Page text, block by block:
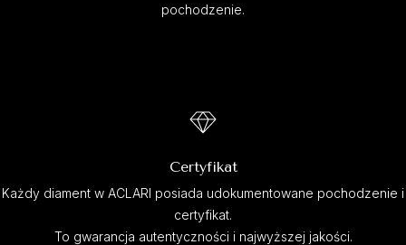
pochodzenie.
Certyfikat
Każdy diament w ACLARI posiada udokumentowane pochodzenie i
certyfikat.
To gwarancja autentyczności i najwyższej jakości.